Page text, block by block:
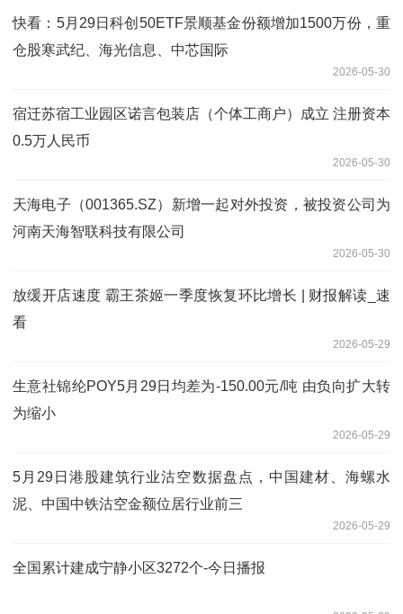
快看：5月29日科创50ETF景顺基金份额增加1500万份，重
仓股寒武纪、海光信息、中芯国际
2026-05-30
宿迁苏宿工业园区诺言包装店（个体工商户）成立 注册资本
0.5万人民币
2026-05-30
天海电子（001365.SZ）新增一起对外投资，被投资公司为
河南天海智联科技有限公司
2026-05-30
放缓开店速度 霸王茶姬一季度恢复环比增长 | 财报解读_速
看
2026-05-29
生意社锦纶POY5月29日均差为-150.00元/吨 由负向扩大转
为缩小
2026-05-29
5月29日港股建筑行业沽空数据盘点，中国建材、海螺水
泥、中国中铁沽空金额位居行业前三
2026-05-29
全国累计建成宁静小区3272个-今日播报